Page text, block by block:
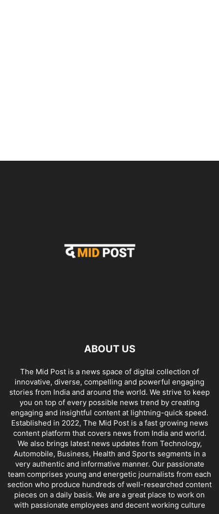
ABOUT US
The Mid Post is a news space of digital collection of
innovative, diverse, compelling and powerful engaging
stories from India and around the world. We strive to keep
you on top of every possible news trend by creating
engaging and insightful content at lightning-quick speed.
Established in 2022, The Mid Post is a fast growing news
content platform that covers news from India and world.
We also brings latest news updates from Technology,
Automobile, Business, Health and Sports segments in a
very authentic and informative manner. Our passionate
team comprises young and energetic journalists from each
section who produce hundreds of well-researched content
pieces on a daily basis. We are a great place to work on
with passionate employees and decent working culture